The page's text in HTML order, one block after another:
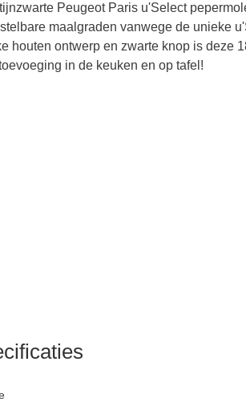
Peugeot Paris u'Select
maalgraden vanwege de unieke
houten ontwerp en zwarte knop is deze
in de keuken en op tafel!